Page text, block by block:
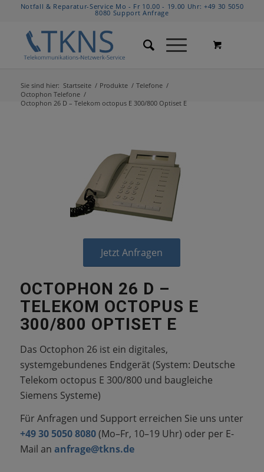
Notfall & Reparatur-Service Mo - Fr 10.00 - 19.00 Uhr:+49 30 5050
8080 Support Anfrage
Sie sind hier: Startseite / Produkte / Telefone /
Octophon Telefone /
Octophon 26 D – Telekom octopus E 300/800 Optiset E
Jetzt Anfragen
OCTOPHON 26 D –
TELEKOM OCTOPUS E
300/800 OPTISET E
Das Octophon 26 ist ein digitales,
systemgebundenes Endgerät (System: Deutsche
Telekom octopus E 300/800 und baugleiche
Siemens Systeme)
Für Anfragen und Support erreichen Sie uns unter
+49 30 5050 8080(Mo–Fr, 10–19 Uhr) oder per E-
Mail an anfrage@tkns.de